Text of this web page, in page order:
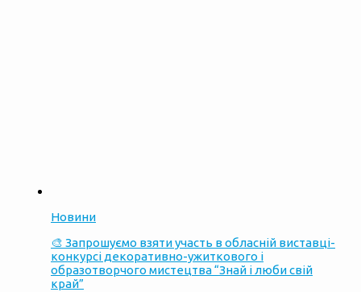
Новини
🎨 Запрошуємо взяти участь в обласній виставці-
конкурсі декоративно-ужиткового і
образотворчого мистецтва “Знай і люби свій
край”